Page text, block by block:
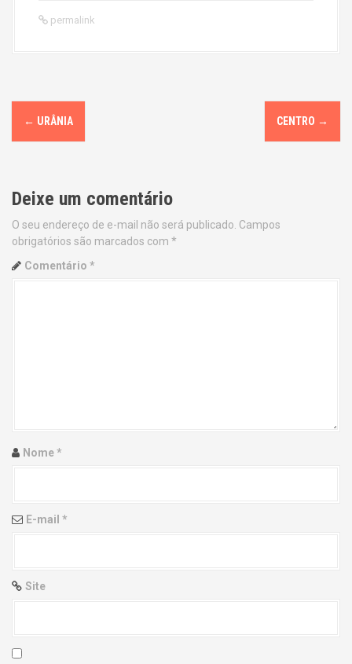
permalink
P
o
t
n
a
i
n
← URÂNIA CENTRO →
Deixe um comentário
O seu endereço de e-mail não será publicado. Campos
obrigatórios são marcados com *
Comentário *
Nome*
E-mail *
Site